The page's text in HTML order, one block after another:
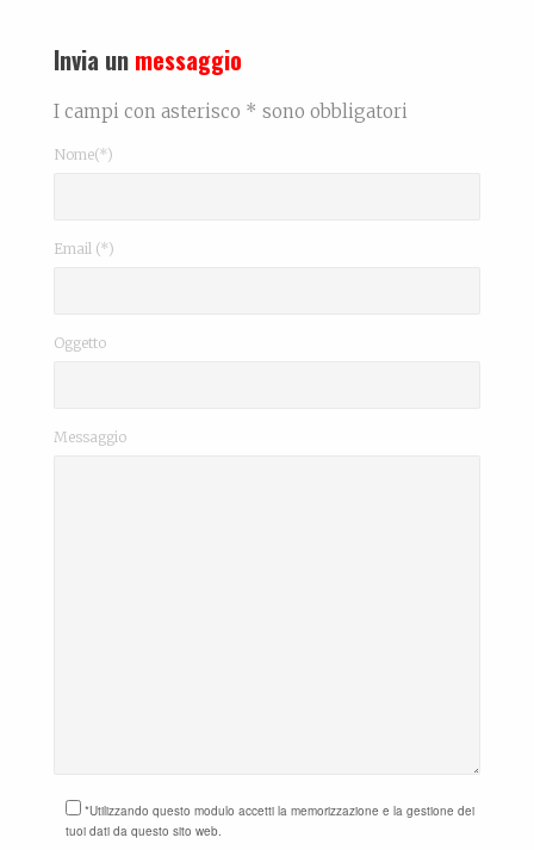
Invia un messaggio
I campi con asterisco * sono obbligatori
Nome(*)
Email (*)
Oggetto
Messaggio
*Utilizzando questo modulo accetti la memorizzazione e la gestione dei
tuoi dati da questo sito web.